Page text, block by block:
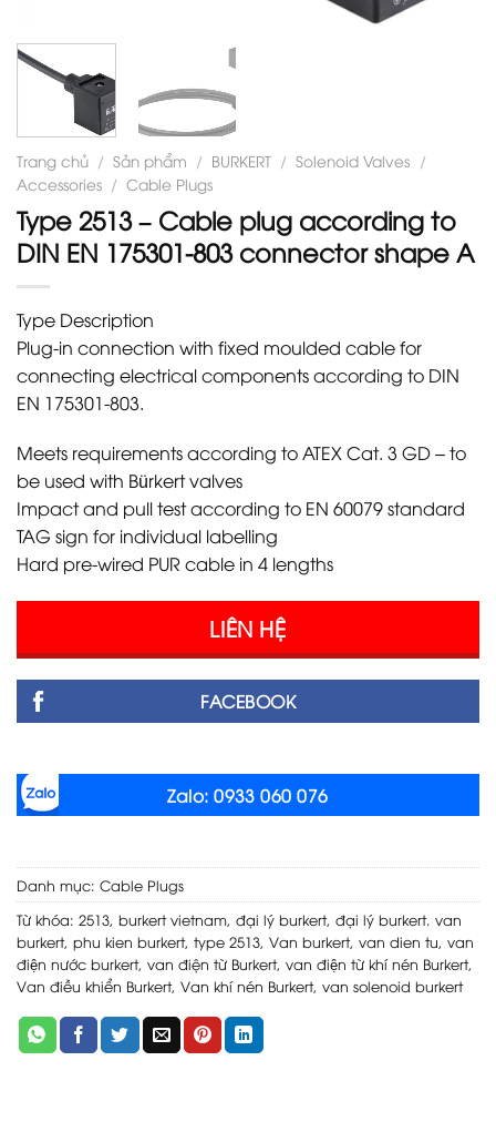
Trang chủ / Sản phẩm / BURKERT / Solenoid Valves /
Accessories / Cable Plugs
Type 2513 – Cable plug according to
DIN EN 175301-803 connector shape A
Type Description
Plug-in connection with fixed moulded cable for
connecting electrical components according to DIN
EN 175301-803.
Meets requirements according to ATEX Cat. 3 GD – to
be used with Bürkert valves
Impact and pull test according to EN 60079 standard
TAG sign for individual labelling
Hard pre-wired PUR cable in 4 lengths
LIÊN HỆ
FACEBOOK
Zalo: 0933 060 076
Danh mục: Cable Plugs
Từ khóa: 2513, burkert vietnam, đại lý burkert, đại lý burkert. van
burkert, phu kien burkert, type 2513, Van burkert, van dien tu, van
điện nước burkert, van điện từ Burkert, van điện từ khí nén Burkert,
Van điều khiển Burkert, Van khí nén Burkert, van solenoid burkert